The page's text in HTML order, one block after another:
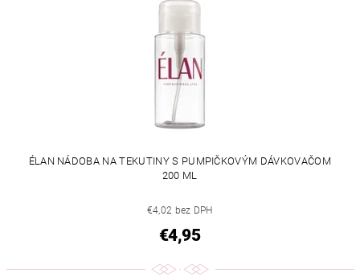
ÉLAN NÁDOBA NA TEKUTINY S PUMPIČKOVÝM DÁVKOVAČOM
200 ML
€4,02 bez DPH
€4,95